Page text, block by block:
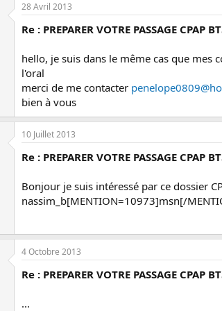
28 Avril 2013
Re : PREPARER VOTRE PASSAGE CPAP
hello, je suis dans le même cas que mes
l'oral
merci de me contacter
bien à vous
10 Juillet 2013
Re : PREPARER VOTRE PASSAGE CPAP
Bonjour je suis intéressé par ce dossier
nassim_b[MENTION=10973]msn[/
4 Octobre 2013
Re : PREPARER VOTRE PASSAGE CPAP
...